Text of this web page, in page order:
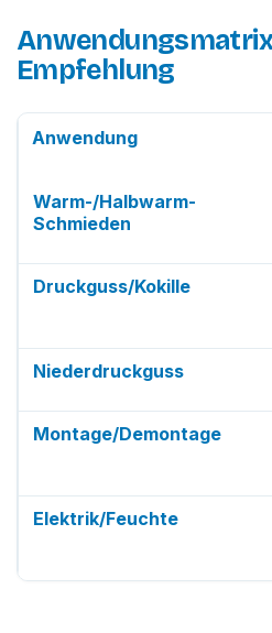
Empfehlung
Anwendung
Warm-/Halbwarm-
Schmieden
Druckguss/Kokille
Niederdruckguss
Montage/Demontage
Elektrik/Feuchte